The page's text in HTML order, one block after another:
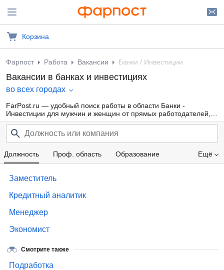
Корзина
Фарпост Работа Вакансии Банки / Инвестиции
Вакансии в банках и инвестициях
во всех городах
FarPost.ru — удобный поиск работы в области Банки -
Инвестиции для мужчин и женщин от прямых работодателей, а
также от кадровых агентств. Свежие вакансии каждый день.
Ещё
Должность Проф. область Образование
Заместитель
Кредитный аналитик
Менеджер
Экономист
Смотрите также
Подработка